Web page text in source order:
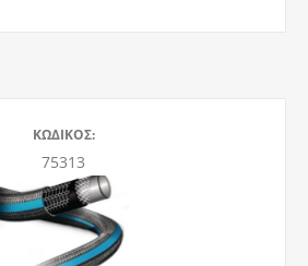
ΚΩΔΙΚΟΣ:
75313